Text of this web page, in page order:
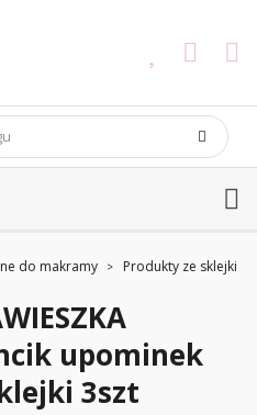
do makramy Produkty ze sklejki
upominek
3szt